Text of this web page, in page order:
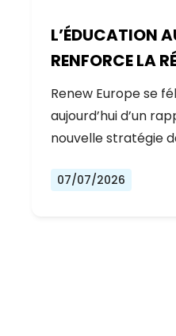
L’ÉDUCATION
RENFORCE LA
Renew Europe se
aujourd’hui d’un
nouvelle stratégie
07/07/2026